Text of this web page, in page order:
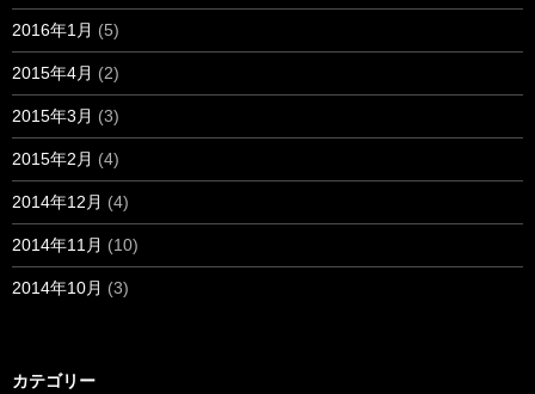
2016年1月 (5)
2015年4月 (2)
2015年3月 (3)
2015年2月 (4)
2014年12月 (4)
2014年11月 (10)
2014年10月 (3)
カテゴリー